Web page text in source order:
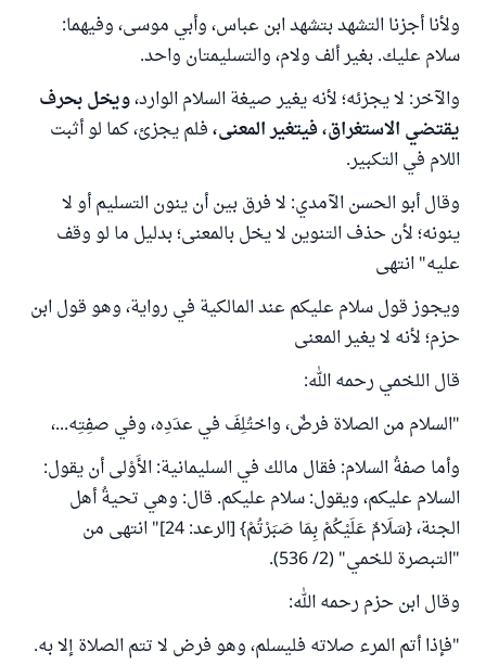
ولأنا أجزنا التشهد بتشهد ابن عباس، وأبي موسى، وفيهما:
سلام عليك. بغير ألف ولام، والتسليمتان واحد.
والآخر: لا يجزئه؛ لأنه يغير صيغة السلام الوارد،ويخل بحرف
يقتضي الاستغراق، فيتغير المعنى،فلم يجزئ، كما لو أثبت
اللام في التكبير.
وقال أبو الحسن الآمدي: لا فرق بين أن ينون التسليم أو لا
ينونه؛ لأن حذف التنوين لا يخل بالمعنى؛ بدليل ما لو وقف
عليه" انتهى
ويجوز قول سلام عليكم عند المالكية في رواية، وهو قول ابن
حزم؛ لأنه لا يغير المعنى
قال اللخمي رحمه الله:
"السلام من الصلاة فرضٌ، واختُلِفَ في عدَدِه، وفي صفِتِه...،
وأما صفةُ السلام: فقال مالك في السليمانية: الأَوْلى أن يقول:
السلام عليكم، ويقول: سلام عليكم. قال: وهي تحيةُ أهل
الجنة، {سَلَامٌ عَلَيْكُمْ بِمَا صَبَرْتُمْ} [الرعد: 24]" انتهى من
"التبصرة للخمي" (2/ 536).
وقال ابن حزم رحمه الله:
"فإذا أتم المرء صلاته فليسلم، وهو فرض لا تتم الصلاة إلا به.